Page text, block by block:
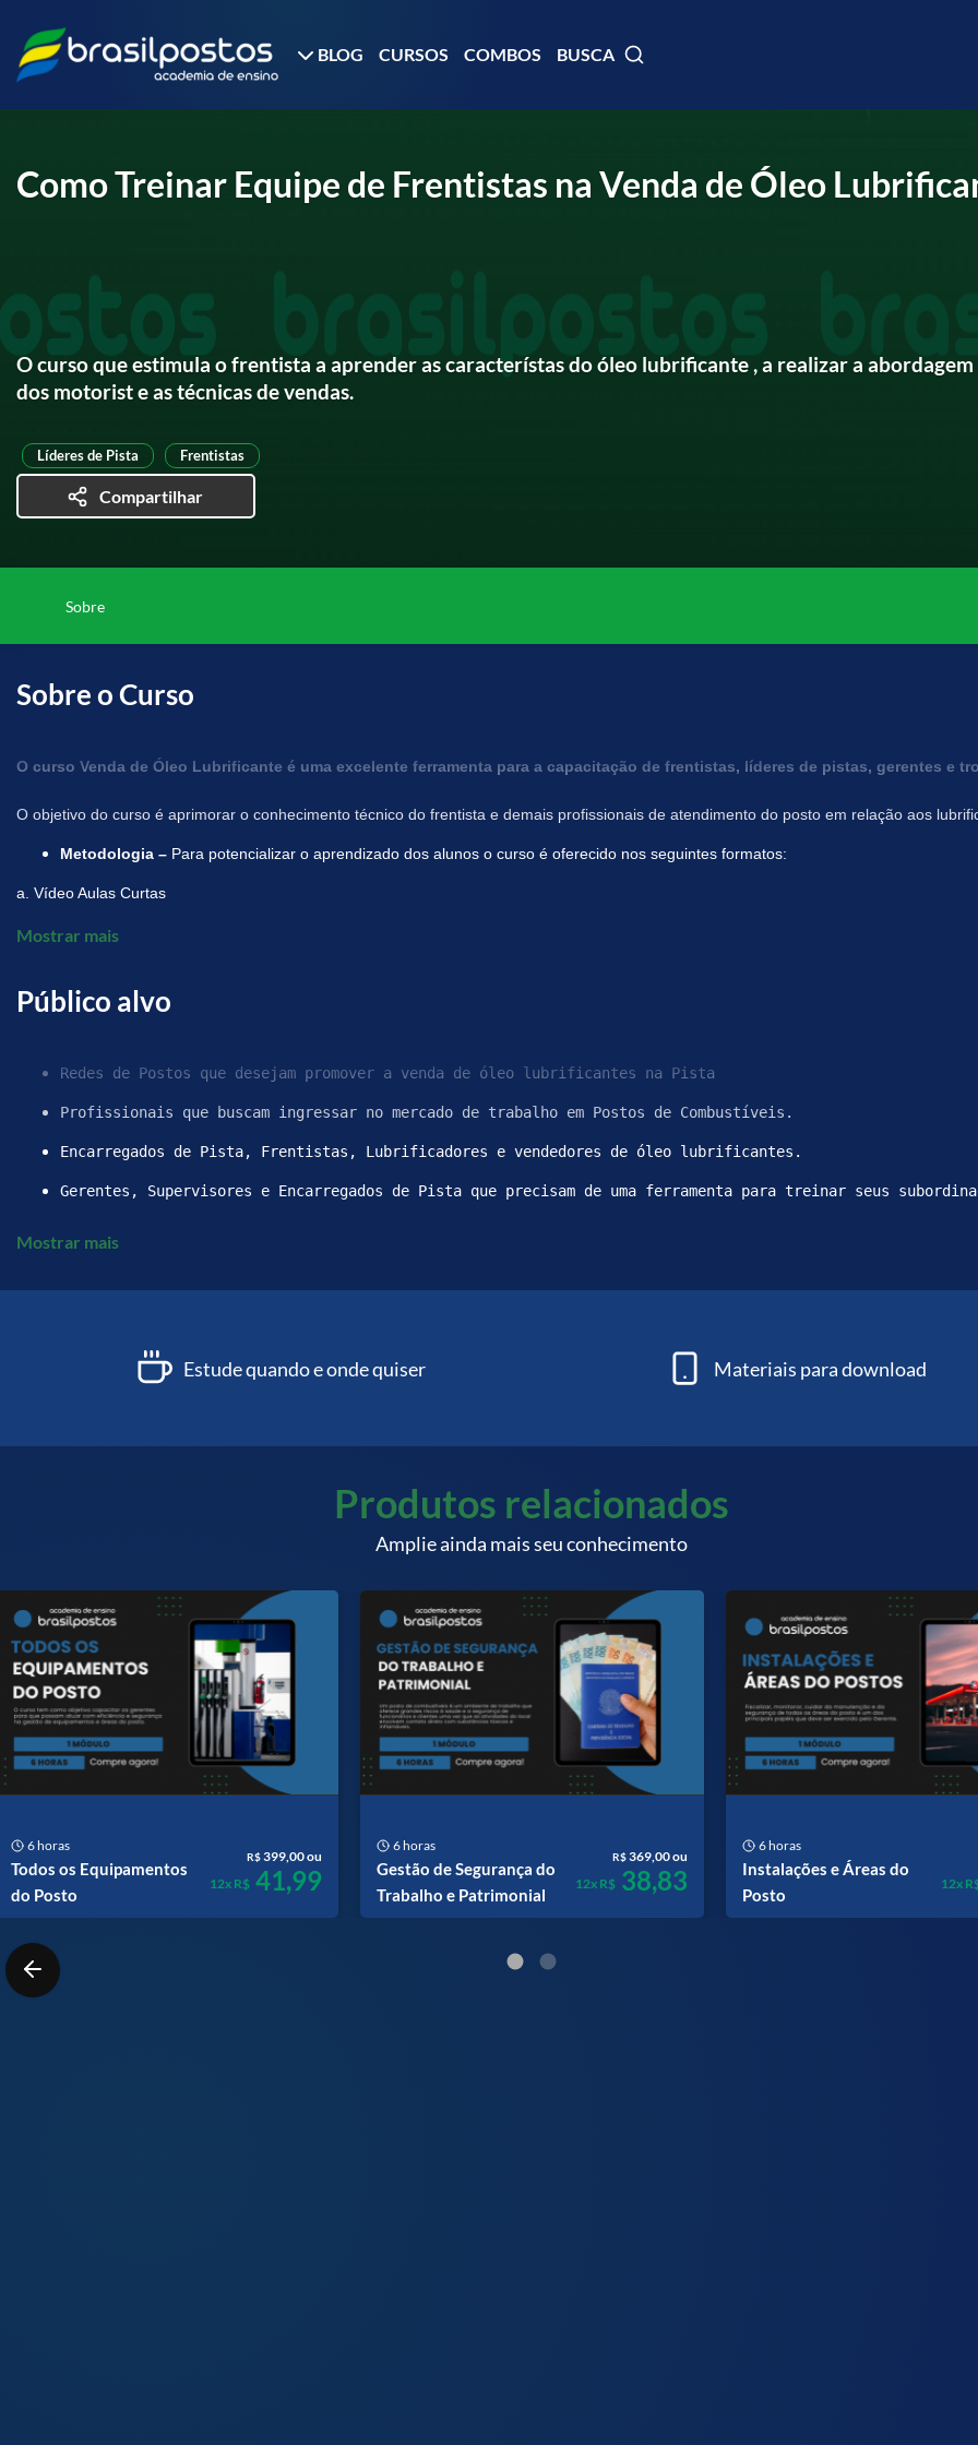
BLOG CURSOS COMBOS BUSCA
Como Treinar Equipe de Frentistas na Venda de Óleo
O curso que estimula o frentista a aprender as característas do óleo lubrificante , a realizar a
dos motorist e as técnicas de vendas.
Líderes de Pista Frentistas
Compartilhar
Sobre
Sobre o Curso
O curso Venda de Óleo Lubrificante é uma excelente ferramenta para a capacitação de frentistas, líderes de pistas, gerentes e
O objetivo do curso é aprimorar o conhecimento técnico do frentista e demais profissionais de atendimento do posto em relação aos
Metodologia – Para potencializar o aprendizado dos alunos o curso é oferecido nos seguintes formatos:
a. Vídeo Aulas Curtas
c. Avaliação Online
Mostrar mais
Público alvo
Redes de Postos que desejam promover a venda de óleo lubrificantes na Pista
Profissionais que buscam ingressar no mercado de trabalho em Postos de Combustíveis.
Encarregados de Pista, Frentistas, Lubrificadores e vendedores de óleo lubrificantes.
Gerentes, Supervisores e Encarregados de Pista que precisam de uma ferramenta para treinar seus
Mostrar mais
Estude quando e onde quiser Materiais para download
Produtos relacionados
Amplie ainda mais seu conhecimento
6 horas
Todos os Equipamentos
do Posto
R$399,00 ou
12x R$41,99
6 horas
Gestão de Segurança do
Trabalho e Patrimonial
R$369,00 ou
12x R$38,83
6 horas
Instalações e Áreas do
Posto
12x